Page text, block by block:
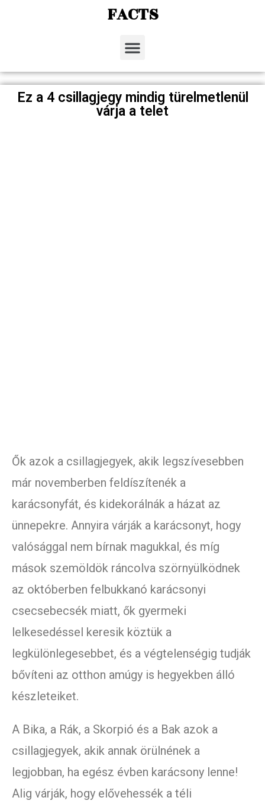
FACTS
Ez a 4 csillagjegy mindig türelmetlenül
várja a telet
Ők azok a csillagjegyek, akik legszívesebben
már novemberben feldíszítenék a
karácsonyfát, és kidekorálnák a házat az
ünnepekre. Annyira várják a karácsonyt, hogy
valósággal nem bírnak magukkal, és míg
mások szemöldök ráncolva szörnyülködnek
az októberben felbukkanó karácsonyi
csecsebecsék miatt, ők gyermeki
lelkesedéssel keresik köztük a
legkülönlegesebbet, és a végtelenségig tudják
bővíteni az otthon amúgy is hegyekben álló
készleteiket.
A Bika, a Rák, a Skorpió és a Bak azok a
csillagjegyek, akik annak örülnének a
legjobban, ha egész évben karácsony lenne!
Alig várják, hogy elővehessék a téli